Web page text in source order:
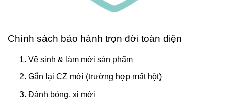
Chính sách bảo hành trọn đời toàn diện
Vệ sinh & làm mới sản phẩm
Gắn lại CZ mới (trường hợp mất hột)
Đánh bóng, xi mới